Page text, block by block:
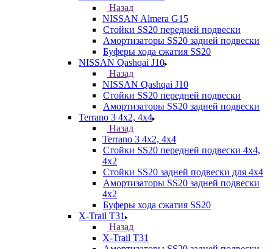
Назад
NISSAN Almera G15
Стойки SS20 передней подвески
Амортизаторы SS20 задней подвески
Буферы хода сжатия SS20
NISSAN Qashqai J10
Назад
NISSAN Qashqai J10
Стойки SS20 передней подвески
Амортизаторы SS20 задней подвески
Terrano 3 4х2, 4х4
Назад
Terrano 3 4х2, 4х4
Стойки SS20 передней подвески 4х4,
4x2
Стойки SS20 задней подвески для 4х4
Амортизаторы SS20 задней подвески
4х2
Буферы хода сжатия SS20
X-Trail T31
Назад
X-Trail T31